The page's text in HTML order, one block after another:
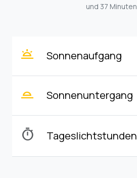
und 37 Minuten
wb_twilight Sonnenaufgang
wb_twilight_2 Sonnenuntergang
timer Tageslichtstunden